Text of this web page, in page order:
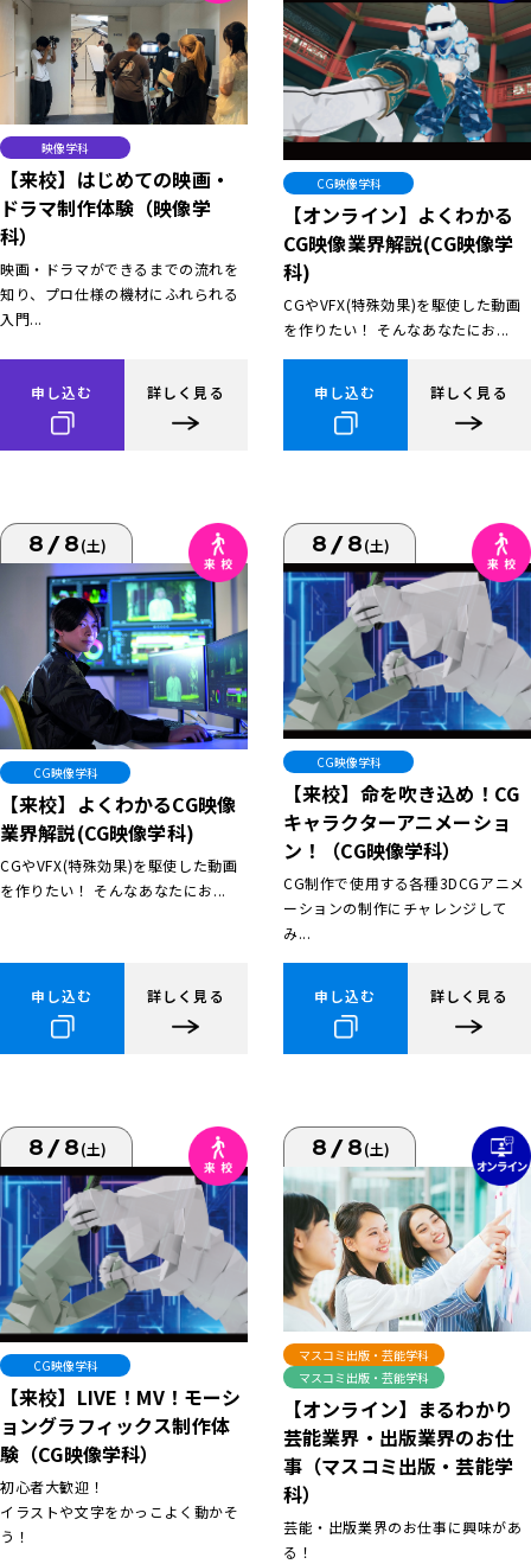
映像学科
【来校】はじめての映画・
ドラマ制作体験（映像学
科）
映画・ドラマができるまでの流れを
知り、プロ仕様の機材にふれられる
入門...
申し込む 詳しく見る
CG映像学科
【オンライン】よくわかる
CG映像業界解説(CG映像学
科)
CGやVFX(特殊効果)を駆使した動画
を作りたい！ そんなあなたにお...
申し込む 詳しく見る
8/8(土)
CG映像学科
【来校】よくわかるCG映像
業界解説(CG映像学科)
CGやVFX(特殊効果)を駆使した動画
を作りたい！ そんなあなたにお...
申し込む 詳しく見る
8/8(土)
CG映像学科
【来校】命を吹き込め！CG
キャラクターアニメーショ
ン！（CG映像学科）
CG制作で使用する各種3DCGアニメ
ーションの制作にチャレンジして
み...
申し込む 詳しく見る
8/8(土)
CG映像学科
【来校】LIVE！MV！モーシ
ョングラフィックス制作体
験（CG映像学科）
初心者大歓迎！
イラストや文字をかっこよく動かそ
う！
8/8(土)
マスコミ出版・芸能学科
マスコミ出版・芸能学科
【オンライン】まるわかり
芸能業界・出版業界のお仕
事（マスコミ出版・芸能学
科）
芸能・出版業界のお仕事に興味があ
る！